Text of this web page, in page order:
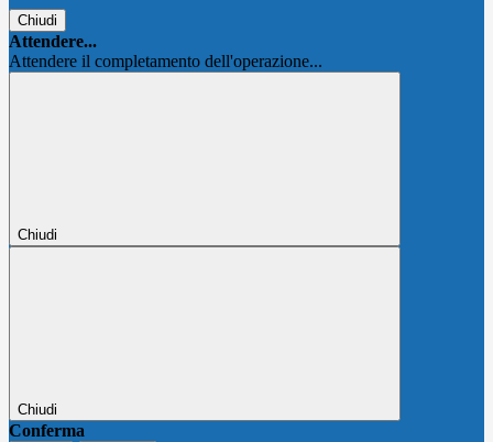
Chiudi
Attendere...
Attendere il completamento dell'operazione...
Chiudi
Chiudi
Conferma